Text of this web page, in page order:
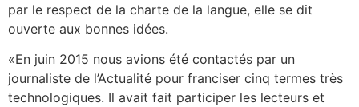
par le respect de la charte de la langue, elle se dit
ouverte aux bonnes idées.
«En juin 2015 nous avions été contactés par un
journaliste de l’Actualité pour franciser cinq termes très
technologiques. Il avait fait participer les lecteurs et